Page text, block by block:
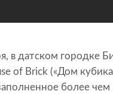
в датском городке
of Brick («Дом
более